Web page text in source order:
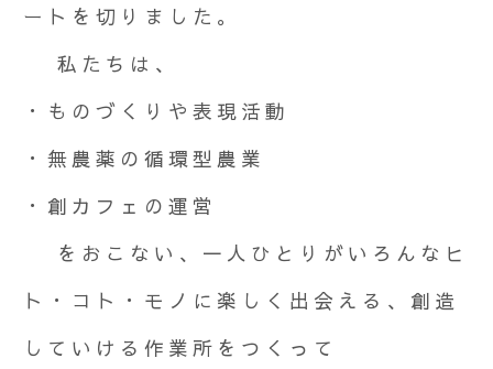
ートを切りました。
私たちは、
・ものづくりや表現活動
・無農薬の循環型農業
・創カフェの運営
をおこない、一人ひとりがいろんなヒ
ト・コト・モノに楽しく出会える、創造
していける作業所をつくって